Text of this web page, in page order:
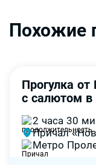
Похожие
Последние
Прогулка от
с салютом
2 часа 30
Причал
Метро